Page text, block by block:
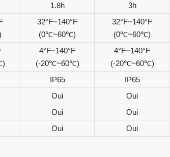
1.8h 3h
32°F~140°F
(0℃~60℃)
32°F~140°F
(0℃~60℃)
4°F~140°F
(-20℃~60℃)
4°F~140°F
(-20℃~60℃)
IP65 IP65
Oui
Oui
Oui
Oui
Oui Oui